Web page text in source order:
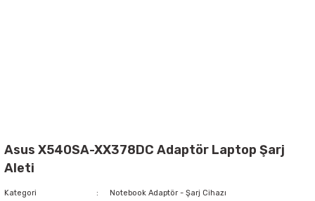
Asus X540SA-XX378DC Adaptör Laptop Şarj
Aleti
Kategori
Notebook Adaptör - Şarj Cihazı